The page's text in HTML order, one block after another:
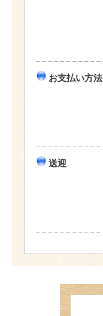
お支払い方法
送迎